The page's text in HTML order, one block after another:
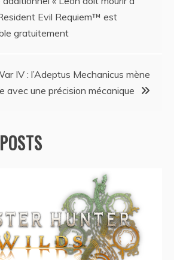
Evil Requiem™ est
gratuitement
IV : l’Adeptus Mechanicus mène
avec une précision mécanique